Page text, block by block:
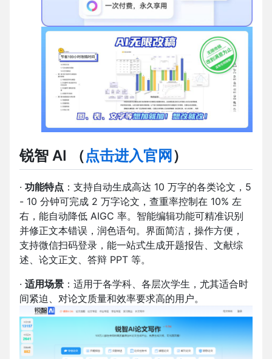
锐智 AI （点击进入官网 ）
· 功能特点 ：支持自动生成高达 10 万字的各类论文，5
- 10 分钟可完成 2 万字论文，查重率控制在 10% 左
右，能自动降低 AIGC 率。智能编辑功能可精准识别
并修正文本错误，润色语句。界面简洁，操作方便，
支持微信扫码登录，能一站式生成开题报告、文献综
述、论文正文、答辩 PPT 等。
· 适用场景 ：适用于各学科、各层次学生，尤其适合时
间紧迫、对论文质量和效率要求高的用户。